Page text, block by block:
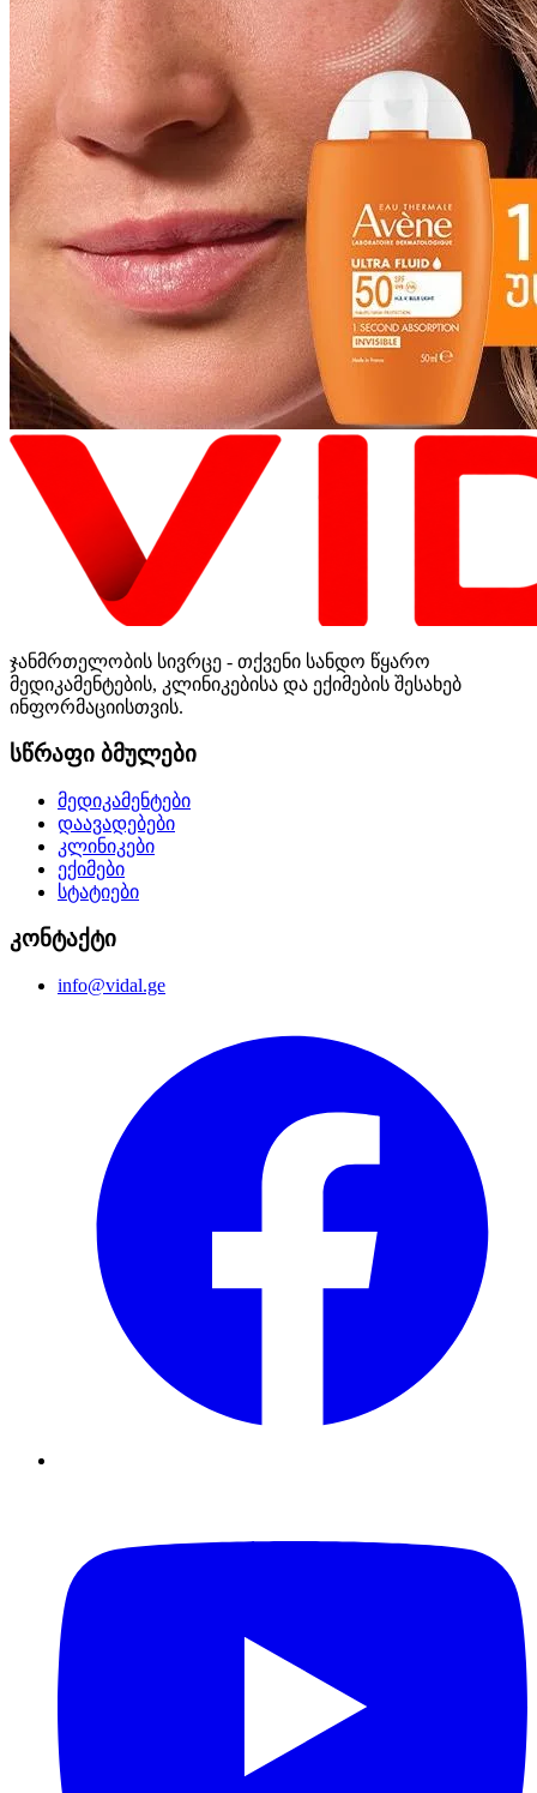
ჯანმრთელობის სივრცე - თქვენი სანდო წყარო
მედიკამენტების, კლინიკებისა და ექიმების შესახებ
ინფორმაციისთვის.
სწრაფი ბმულები
მედიკამენტები
დაავადებები
კლინიკები
ექიმები
სტატიები
კონტაქტი
info@vidal.ge